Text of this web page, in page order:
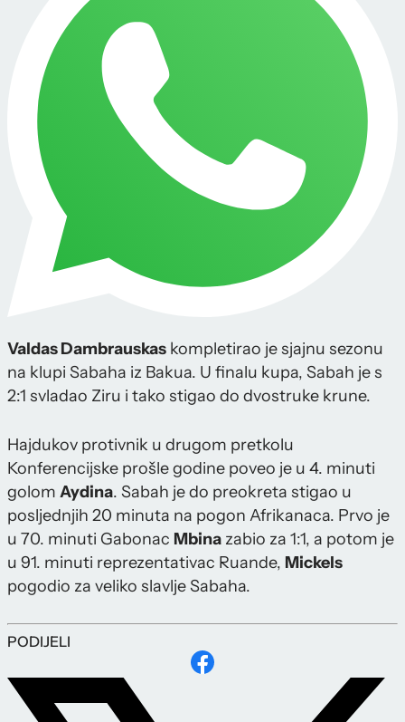
Valdas Dambrauskas kompletirao je sjajnu sezonu
na klupi Sabaha iz Bakua. U finalu kupa, Sabah je s
2:1 svladao Ziru i tako stigao do dvostruke krune.
Hajdukov protivnik u drugom pretkolu
Konferencijske prošle godine poveo je u 4. minuti
golom Aydina. Sabah je do preokreta stigao u
posljednjih 20 minuta na pogon Afrikanaca. Prvo je
u 70. minuti Gabonac Mbina zabio za 1:1, a potom je
u 91. minuti reprezentativac Ruande, Mickels
pogodio za veliko slavlje Sabaha.
PODIJELI